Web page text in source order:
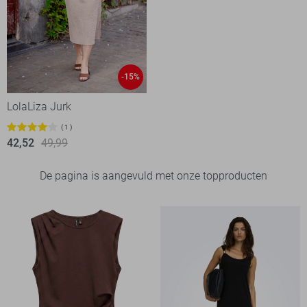
-15%
LolaLiza Jurk
1
42,52 49,99
De pagina is aangevuld met onze topproducten